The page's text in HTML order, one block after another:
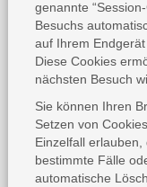
genannte
Besuchs
auf Ihrem
Diese Cookies
nächsten Besuch
Sie können Ihren
Setzen von
Einzelfall
bestimmte Fälle
automatische